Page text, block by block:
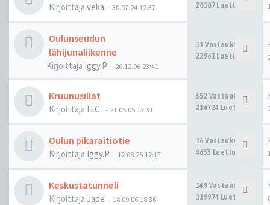
Kirjoittaja veka -30.07.24 12:37
28187 Luettu
Oulunseudun
lähijunaliikenne
Kirjoittaja Iggy.P - 26.12.06 23:41
31 Vastaukset
22961 Luettu
Kruunusillat
Kirjoittaja H.C. - 21.05.05 13:31
352 Vastaukset
216724 Luettu
Oulun pikaraitiotie
Kirjoittaja Iggy.P - 12.08.25 12:17
16 Vastaukset
4633 Luettu
Keskustatunneli
Kirjoittaja Jape - 18.09.06 18:36
149 Vastaukset
119974 Luettu